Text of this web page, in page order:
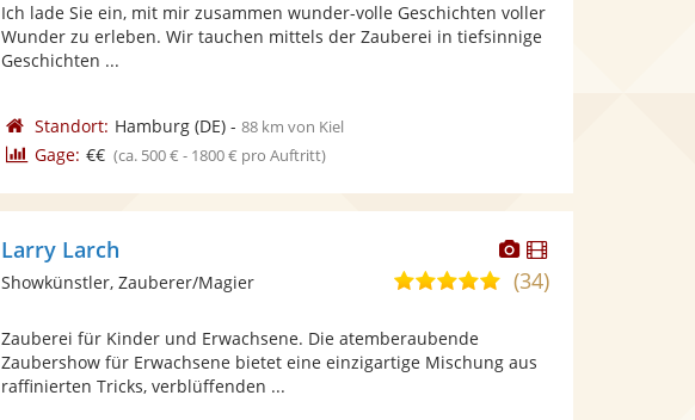
5
Sternen
Ich lade Sie ein, mit mir zusammen wunder-volle Geschichten voller
Wunder zu erleben. Wir tauchen mittels der Zauberei in tiefsinnige
Geschichten ...
Standort: Hamburg(DE)- 88 km von Kiel
Gage: €€ (ca. 500 € - 1800 € pro Auftritt)
Dieser
Künstler
stellt
Dieser
Künstler
Larry Larch
4,9
Sternen
(34)
Showkünstler, Zauberer/Magier
Zauberei für Kinder und Erwachsene. Die atemberaubende
Zaubershow für Erwachsene bietet eine einzigartige Mischung aus
raffinierten Tricks, verblüffenden ...